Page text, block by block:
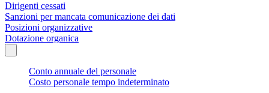
Dirigenti cessati
Sanzioni per mancata comunicazione dei dati
Posizioni organizzative
Dotazione organica
Conto annuale del personale
Costo personale tempo indeterminato